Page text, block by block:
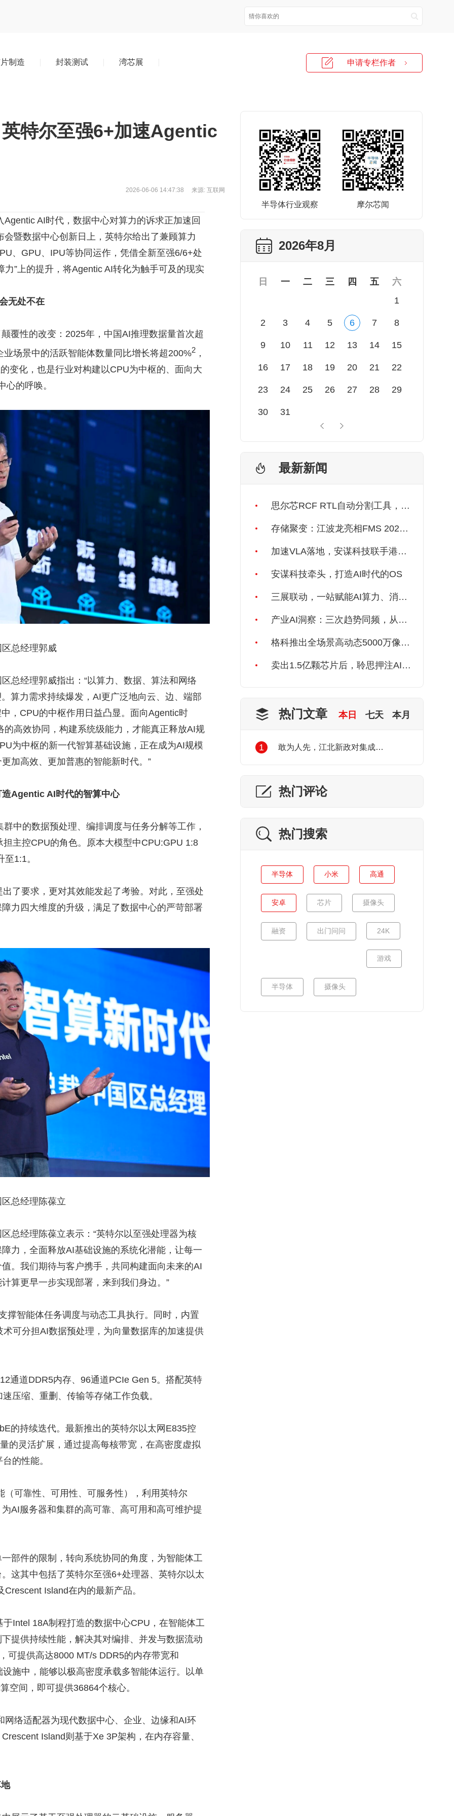
制造 封装测试 湾芯展
特尔至强6+加速Agentic
2026-06-06 14:47:38 来源: 互联网
Agentic AI时代，数据中心对算力的诉求正加速回
暨数据中心创新日上，英特尔给出了兼顾算力
、GPU、IPU等协同运作，凭借全新至强6/6+处
”上的提升，将Agentic AI转化为触手可及的现实
无处不在
覆性的改变：2025年，中国AI推理数据量首次超
业场景中的活跃智能体数量同比增长将超200%2 ，
变化，也是行业对构建以CPU为中枢的、面向大
心的呼唤。
总经理郭威
总经理郭威指出：“以算力、数据、算法和网络
算力需求持续爆发，AI更广泛地向云、边、端部
，CPU的中枢作用日益凸显。面向Agentic时
高效协同，构建系统级能力，才能真正释放AI规
为中枢的新一代智算基础设施，正在成为AI规模
加高效、更加普惠的智能新时代。”
Agentic AI时代的智算中心
中的数据预处理、编排调度与任务分解等工作，
主控CPU的角色。原本大模型中CPU:GPU 1:8
1:1。
了要求，更对其效能发起了考验。对此，至强处
力四大维度的升级，满足了数据中心的严苛部署
总经理陈葆立
总经理陈葆立表示：“英特尔以至强处理器为核
力，全面释放AI基础设施的系统化潜能，让每一
。我们期待与客户携手，共同构建面向未来的AI
算更早一步实现部署，来到我们身边。”
撑智能体任务调度与动态工具执行。同时，内置
可分担AI数据预处理，为向量数据库的加速提供
通道DDR5内存、96通道PCIe Gen 5。搭配英特
压缩、重删、传输等存储工作负载。
的持续迭代。最新推出的英特尔以太网E835控
的灵活扩展，通过提高每核带宽，在高密度虚拟
的性能。
（可靠性、可用性、可服务性），利用英特尔
AI服务器和集群的高可靠、高可用和高可维护提
部件的限制，转向系统协同的角度，为智能体工
这其中包括了英特尔至强6+处理器、英特尔以太
Island在内的最新产品。
Intel 18A制程打造的数据中心CPU，在智能体工
提供持续性能，解决其对编排、并发与数据流动
可提供高达8000 MT/s DDR5的内存带宽和
施中，能够以极高密度承载多智能体运行。以单
空间，即可提供36864个核心。
网络适配器为现代数据中心、企业、边缘和AI环
Island则基于Xe 3P架构，在内存容量、
申请专栏作者
半导体行业观察 摩尔芯闻
2026年8月
日 一 二 三 四 五
六
1
2 3 4 5 6 7 8
9 10 11 12 13 14 15
16 17 18 19 20 21 22
23 24 25 26 27 28 29
30 31
最新新闻
思尔芯RCF RTL自动分割工具，助力大规模AI/HPC芯片原型验证
存储聚变：江波龙亮相FMS 2026聚焦三大端侧AI场景综合应用
加速VLA落地，安谋科技联手港科大团队
安谋科技牵头，打造AI时代的OS
三展联动，一站赋能AI算力、消费电子、汽车、具身机器人与智能制造产业链资源对接
产业AI洞察：三次趋势同频，从产线生长出来的 AI 范式
格科推出全场景高动态5000万像素手机图像传感器GC50B5
卖出1.5亿颗芯片后，聆思押注AI推理芯片
热门文章 本日 七天 本月
1 敢为人先，江北新政对集成电路产业发展的利好
热门评论
热门搜索
半导体 小米 高通
安卓 芯片 摄像头
融资 出门问问 24K
游戏
半导体 摄像头